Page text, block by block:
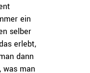
ein
selber
erlebt,
dann
was man